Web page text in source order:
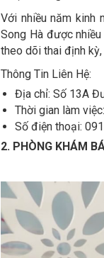
Với nhiều năm kinh
Song Hà được
theo dõi thai định
Thông Tin Liên Hệ:
Địa chỉ: Số 13A
Thời gian làm
Số điện thoại:
2. PHÒNG KHÁM